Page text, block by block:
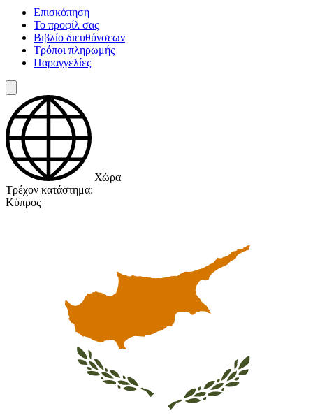
Επισκόπηση
Το προφίλ σας
Βιβλίο διευθύνσεων
Τρόποι πληρωμής
Παραγγελίες
Χώρα
Τρέχον κατάστημα:
Κύπρος